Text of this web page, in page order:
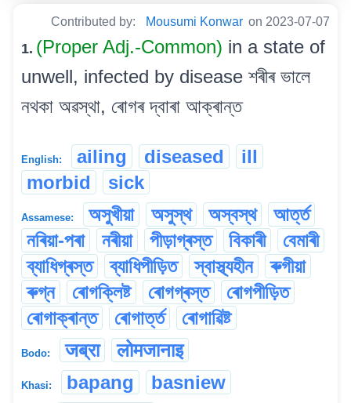
Contributed by: Mousumi Konwar on 2023-07-07
1. (Proper Adj.-Common) in a state of
unwell, infected by disease শৰীৰ ভালে
নথকা অৱস্থা, ৰোগৰ দ্বাৰা আক্ৰান্ত
English: ailing diseased
ill
morbid
sick
Assamese: অসুখীয়া অসুস্থ অস্বস্থ
আৰ্ত্ত
নৰিয়া-পৰা
নৰীয়া পীড়াগ্ৰস্ত বিকাৰী
বেমাৰী
ব্যাধিগ্ৰস্ত
ব্যাধিপীড়িত স্বাস্থ্যহীন
ৰুগীয়া
ৰুগ্ন
ৰোগক্লিষ্ট ৰোগগ্ৰস্ত
ৰোগপীড়িত
ৰোগাক্ৰান্ত
ৰোগাৰ্ত্ত ৰোগাৱিষ্ট
Bodo: जब्रा लोमजानाइ
Khasi: bapang basniew